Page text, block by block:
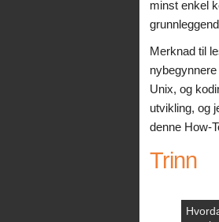
minst enkel
Merknad til
Unix, og
utvikling, og
denne How-
Trinn